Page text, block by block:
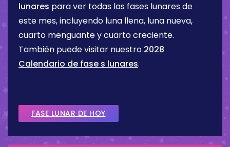
lunares para ver todas las fases lunares de
este mes, incluyendo luna llena, luna nueva,
cuarto menguante y cuarto creciente.
También puede visitar nuestro 2028
Calendario de fase s lunares.
FASE LUNAR DE HOY